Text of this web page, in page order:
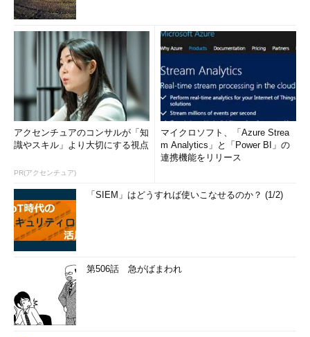
アクセンチュアのコンサルが「知
識やスキル」より大切にする視点
PR(アクセンチュア)
マイクロソフト、「Azure Strea
m Analytics」と「Power BI」の
連携機能をリリース
「SIEM」はどうすれば使いこなせるのか？ (1/2)
第506話 急がばまわれ